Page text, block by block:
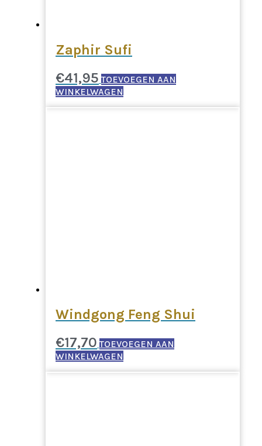
Zaphir Sufi
€41,95 TOEVOEGEN AAN
WINKELWAGEN
Windgong Feng Shui
€17,70 TOEVOEGEN AAN
WINKELWAGEN